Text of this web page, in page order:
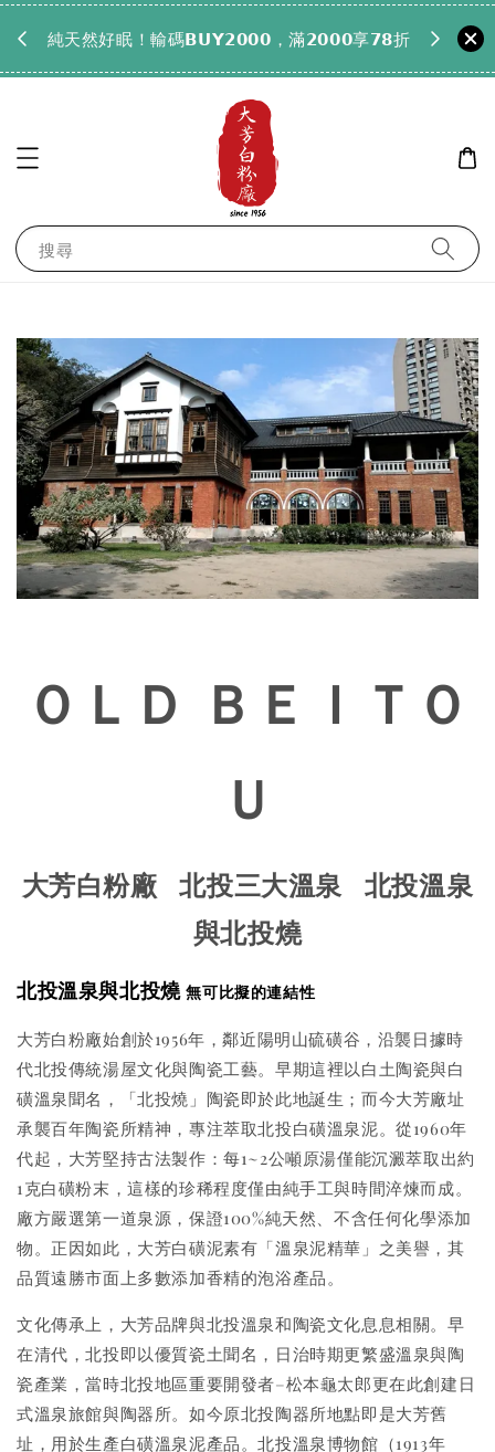
純天然好眠！輸碼𝗕𝗨𝗬𝟮𝟬𝟬𝟬，滿𝟮𝟬𝟬𝟬享𝟳𝟴折
搜尋
ＯＬＤ ＢＥＩＴＯ
Ｕ
大芳白粉廠 北投三大溫泉 北投溫泉
與北投燒
北投溫泉與北投燒無可比擬的連結性
大芳白粉廠始創於1956年，鄰近陽明山硫磺谷，沿襲日據時
代北投傳統湯屋文化與陶瓷工藝。早期這裡以白土陶瓷與白
磺溫泉聞名，「北投燒」陶瓷即於此地誕生；而今大芳廠址
承襲百年陶瓷所精神，專注萃取北投白磺溫泉泥。從1960年
代起，大芳堅持古法製作：每1~2公噸原湯僅能沉澱萃取出約
1克白磺粉末，這樣的珍稀程度僅由純手工與時間淬煉而成。
廠方嚴選第一道泉源，保證100%純天然、不含任何化學添加
物。正因如此，大芳白磺泥素有「溫泉泥精華」之美譽，其
品質遠勝市面上多數添加香精的泡浴產品。
文化傳承上，大芳品牌與北投溫泉和陶瓷文化息息相關。早
在清代，北投即以優質瓷土聞名，日治時期更繁盛溫泉與陶
瓷產業，當時北投地區重要開發者–松本龜太郎更在此創建日
式溫泉旅館與陶器所。如今原北投陶器所地點即是大芳舊
址，用於生產白磺溫泉泥產品。北投溫泉博物館（1913年